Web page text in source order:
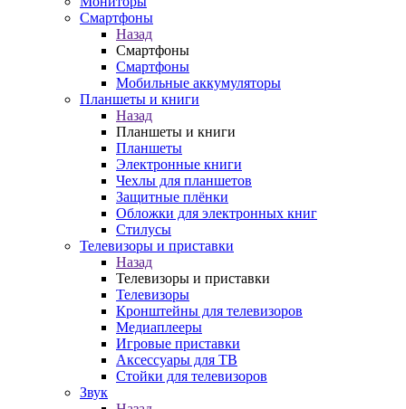
Смартфоны
Назад
Смартфоны
Смартфоны
Мобильные аккумуляторы
Планшеты и книги
Назад
Планшеты и книги
Планшеты
Электронные книги
Чехлы для планшетов
Защитные плёнки
Обложки для электронных книг
Стилусы
Телевизоры и приставки
Назад
Телевизоры и приставки
Телевизоры
Кронштейны для телевизоров
Медиаплееры
Игровые приставки
Аксессуары для ТВ
Стойки для телевизоров
Звук